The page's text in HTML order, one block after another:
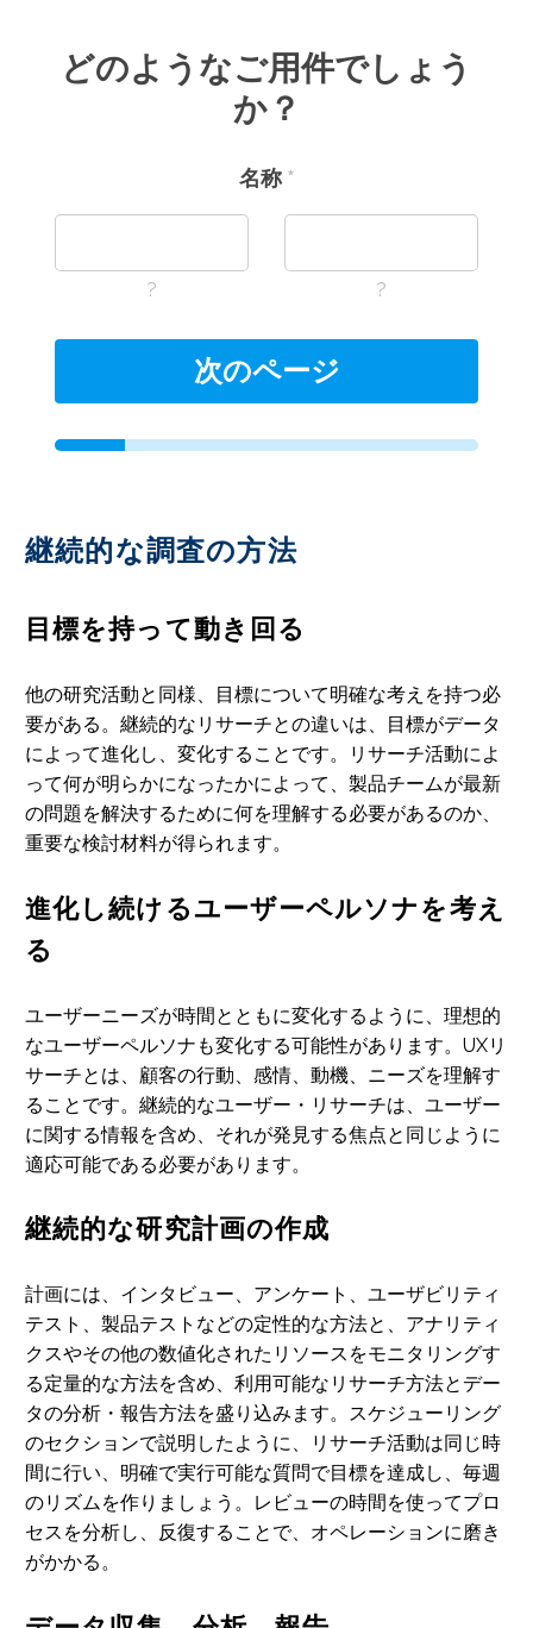
どのようなご用件でしょう
か？
名称 *
? ?
次のページ
継続的な調査の方法
目標を持って動き回る
他の研究活動と同様、目標について明確な考えを持つ必
要がある。継続的なリサーチとの違いは、目標がデータ
によって進化し、変化することです。リサーチ活動によ
って何が明らかになったかによって、製品チームが最新
の問題を解決するために何を理解する必要があるのか、
重要な検討材料が得られます。
進化し続けるユーザーペルソナを考え
る
ユーザーニーズが時間とともに変化するように、理想的
なユーザーペルソナも変化する可能性があります。UXリ
サーチとは、顧客の行動、感情、動機、ニーズを理解す
ることです。継続的なユーザー・リサーチは、ユーザー
に関する情報を含め、それが発見する焦点と同じように
適応可能である必要があります。
継続的な研究計画の作成
計画には、インタビュー、アンケート、ユーザビリティ
テスト、製品テストなどの定性的な方法と、アナリティ
クスやその他の数値化されたリソースをモニタリングす
る定量的な方法を含め、利用可能なリサーチ方法とデー
タの分析・報告方法を盛り込みます。スケジューリング
のセクションで説明したように、リサーチ活動は同じ時
間に行い、明確で実行可能な質問で目標を達成し、毎週
のリズムを作りましょう。レビューの時間を使ってプロ
セスを分析し、反復することで、オペレーションに磨き
がかかる。